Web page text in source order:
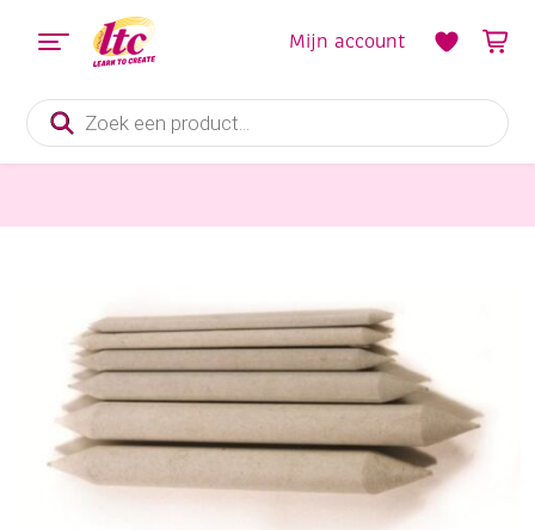
Producten
zoeken
Mijn account